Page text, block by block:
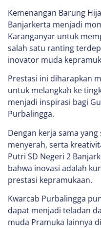
Kemenangan Barung
Banjarkerta menjadi
Karanganyar untuk
salah satu ranting
inovator muda
Prestasi ini diharapkan
untuk melangkah ke
menjadi inspirasi bagi
Purbalingga.
Dengan kerja sama
menyerah, serta
Putri SD Negeri 2
bahwa inovasi adalah
prestasi kepramukaan.
Kwarcab Purbalingga
dapat menjadi teladan
muda Pramuka lainnya